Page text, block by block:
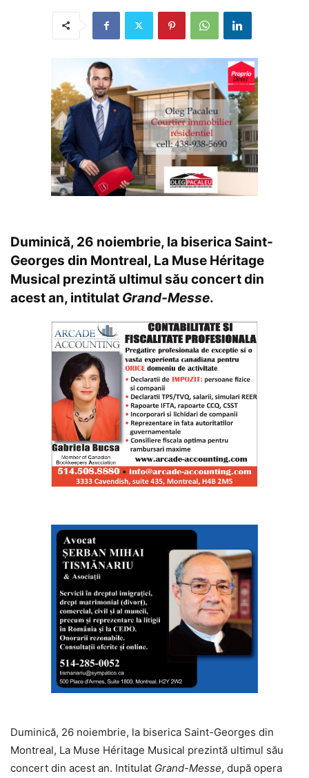
Duminică, 26 noiembrie, la biserica Saint-
Georges din Montreal, La Muse Héritage
Musical prezintă ultimul său concert din
acest an, intitulat Grand-Messe.
Duminică, 26 noiembrie, la biserica Saint-Georges din
Montreal, La Muse Héritage Musical prezintă ultimul său
concert din acest an. Intitulat Grand-Messe, după opera